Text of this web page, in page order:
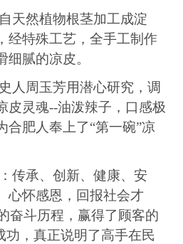
天然植物根茎加工成淀
经特殊工艺，全手工制作
细腻的凉皮。
人周玉芳用潜心研究 ，调
皮灵魂--油泼辣子 ， 口感极
合肥人奉上了“第一碗”凉
传承、创新、健康、安
心怀感恩 ， 回报社会才
奋斗历程，赢得了顾客的
功，真正说明了高手在民